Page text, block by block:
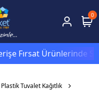
0
Ürünlerinde
Plastik Tuvalet Kağıtlık